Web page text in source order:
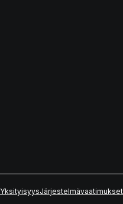
YksityisyysJärjestelmävaatimukset